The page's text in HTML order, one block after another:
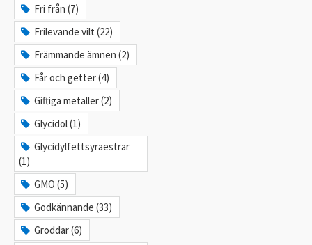
Fri från (7)
Frilevande vilt (22)
Främmande ämnen (2)
Får och getter (4)
Giftiga metaller (2)
Glycidol (1)
Glycidylfettsyraestrar
(1)
GMO (5)
Godkännande (33)
Groddar (6)